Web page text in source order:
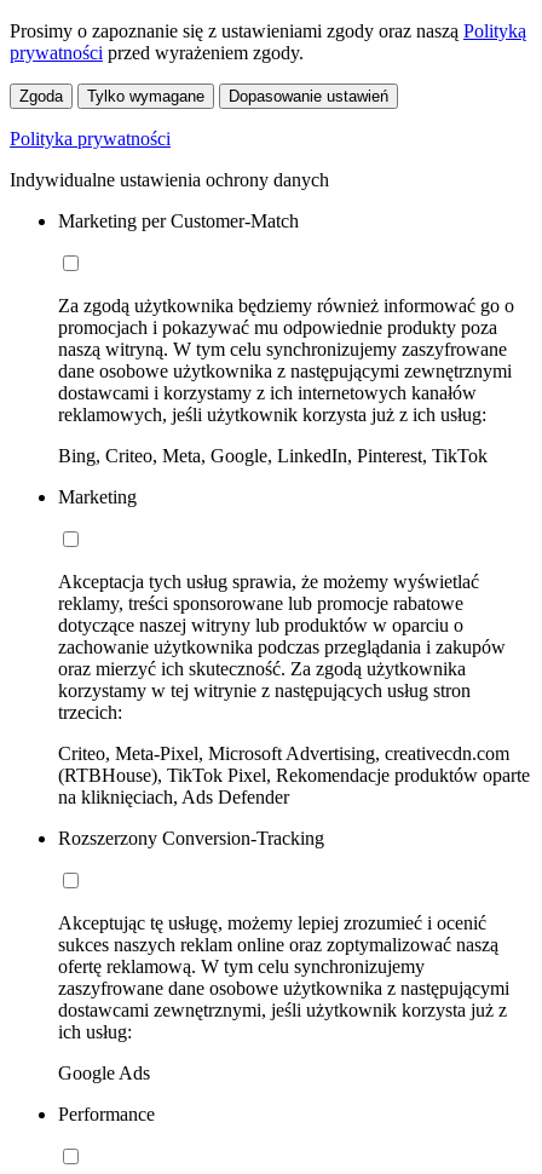
Prosimy o zapoznanie się z ustawieniami zgody oraz naszą Polityką
prywatności przed wyrażeniem zgody.
Zgoda Tylko wymagane Dopasowanie ustawień
Polityka prywatności
Indywidualne ustawienia ochrony danych
Marketing per Customer-Match
Za zgodą użytkownika będziemy również informować go o
promocjach i pokazywać mu odpowiednie produkty poza
naszą witryną. W tym celu synchronizujemy zaszyfrowane
dane osobowe użytkownika z następującymi zewnętrznymi
dostawcami i korzystamy z ich internetowych kanałów
reklamowych, jeśli użytkownik korzysta już z ich usług:
Bing, Criteo, Meta, Google, LinkedIn, Pinterest, TikTok
Marketing
Akceptacja tych usług sprawia, że możemy wyświetlać
reklamy, treści sponsorowane lub promocje rabatowe
dotyczące naszej witryny lub produktów w oparciu o
zachowanie użytkownika podczas przeglądania i zakupów
oraz mierzyć ich skuteczność. Za zgodą użytkownika
korzystamy w tej witrynie z następujących usług stron
trzecich:
Criteo, Meta-Pixel, Microsoft Advertising, creativecdn.com
(RTBHouse), TikTok Pixel, Rekomendacje produktów oparte
na kliknięciach, Ads Defender
Rozszerzony Conversion-Tracking
Akceptując tę usługę, możemy lepiej zrozumieć i ocenić
sukces naszych reklam online oraz zoptymalizować naszą
ofertę reklamową. W tym celu synchronizujemy
zaszyfrowane dane osobowe użytkownika z następującymi
dostawcami zewnętrznymi, jeśli użytkownik korzysta już z
ich usług:
Google Ads
Performance